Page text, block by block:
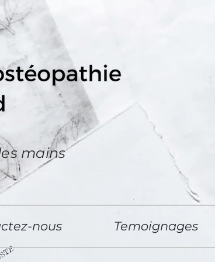
mains
nous Temoignages